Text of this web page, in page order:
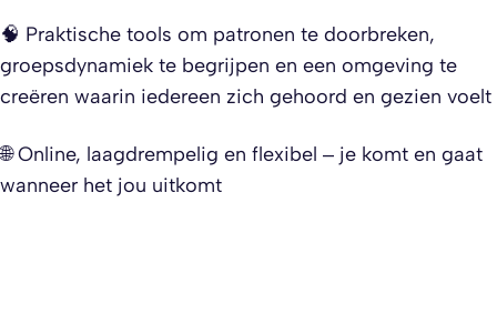
🧠 Praktische tools om patronen te doorbreken,
groepsdynamiek te begrijpen en een omgeving te
creëren waarin iedereen zich gehoord en gezien voelt​
🌐 Online, laagdrempelig en flexibel – je komt en gaat
wanneer het jou uitkomt